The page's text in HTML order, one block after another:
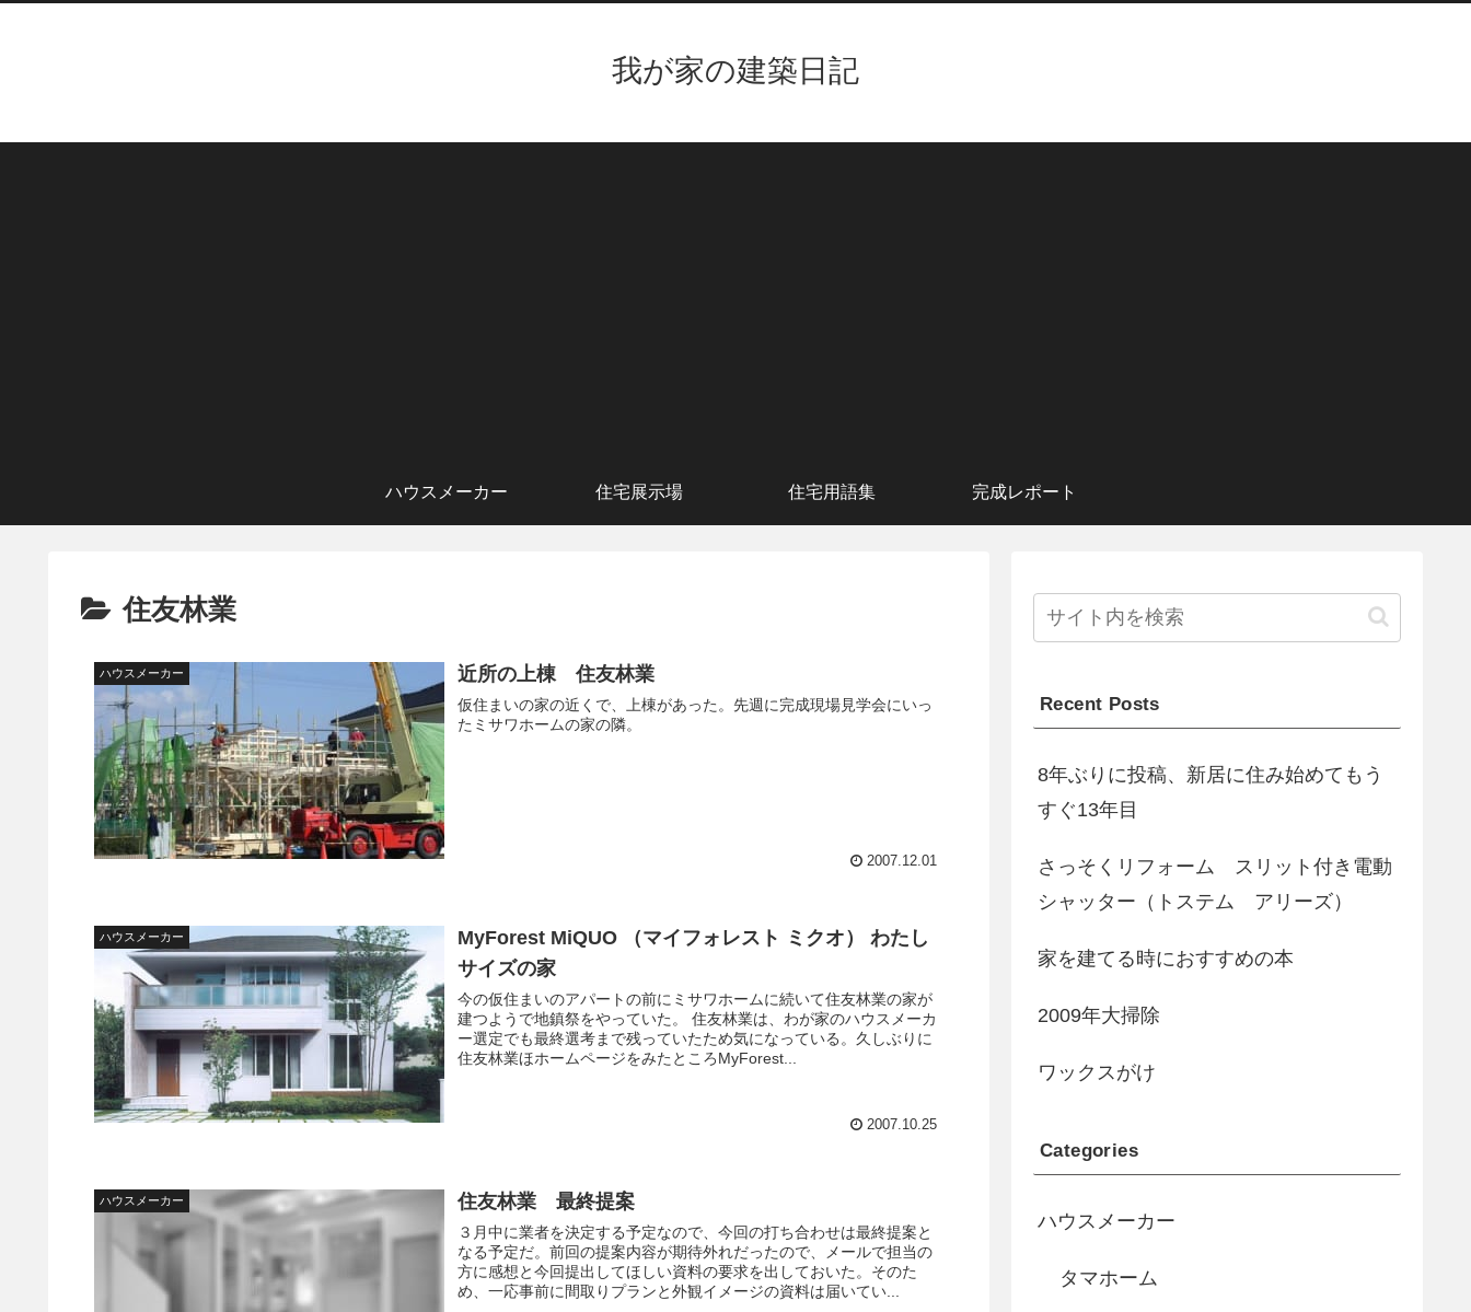
我が家の建築日記
ハウスメーカー 住宅展示場 住宅用語集 完成レポート
住友林業
ハウスメーカー 近所の上棟 住友林業
仮住まいの家の近くで、上棟があった。先週に完成現場見学会にいっ
たミサワホームの家の隣。
2007.12.01
ハウスメーカー
MyForest MiQUO （マイフォレスト ミクオ） わたし
サイズの家
今の仮住まいのアパートの前にミサワホームに続いて住友林業の家が
建つようで地鎮祭をやっていた。 住友林業は、わが家のハウスメーカ
ー選定でも最終選考まで残っていたため気になっている。久しぶりに
住友林業ほホームページをみたところMyForest...
2007.10.25
ハウスメーカー 住友林業 最終提案
３月中に業者を決定する予定なので、今回の打ち合わせは最終提案と
なる予定だ。前回の提案内容が期待外れだったので、メールで担当の
方に感想と今回提出してほしい資料の要求を出しておいた。そのた
め、一応事前に間取りプランと外観イメージの資料は届いてい...
Recent Posts
8年ぶりに投稿、新居に住み始めてもう
すぐ13年目
さっそくリフォーム スリット付き電動
シャッター（トステム アリーズ）
家を建てる時におすすめの本
2009年大掃除
ワックスがけ
Categories
ハウスメーカー
タマホーム